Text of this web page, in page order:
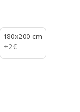
180x200 cm
+2€
2€